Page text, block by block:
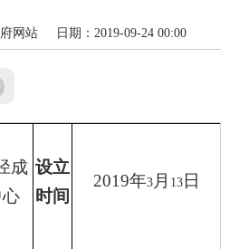
网站 日期：2019-09-24 00:00
成 设立
时间
2019年3月 13日